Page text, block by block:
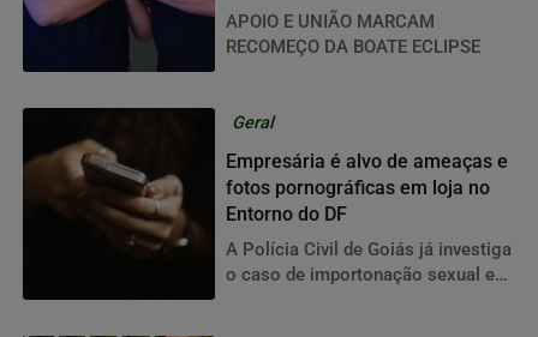
incêndio
APOIO E UNIÃO MARCAM
RECOMEÇO DA BOATE ECLIPSE
Geral
Empresária é alvo de ameaças e
fotos pornográficas em loja no
Entorno do DF
A Polícia Civil de Goiás já investiga
o caso de importonação sexual e